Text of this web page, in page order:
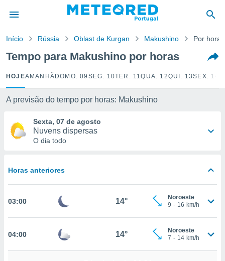
da
foi
as
fornecidas
ou
permite-
Início Rússia Oblast de Kurgan Makushino Por horas
Tempo para Makushino por horas
HOJEAMANHÃ DOMO. 09 SEG. 10TER. 11QUA. 12QUI. 13SEX. 14
A previsão do tempo por horas: Makushino
Sexta, 07 de agosto
Nuvens dispersas
O dia todo
Horas anteriores
03:00 14°
Noroeste
9 - 16 km/h
04:00 14°
Noroeste
7 - 14 km/h